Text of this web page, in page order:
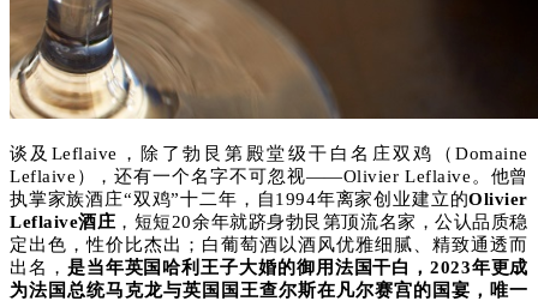
谈及Leflaive，除了勃艮第殿堂级干白名庄双鸡（Domaine
Leflaive ），还有一个名字不可忽视——Olivier Leflaive。他曾
执掌家族酒庄“双鸡”十二年，自1994年离家创业建立的Olivier
Leflaive酒庄 ，短短20余年就跻身勃艮第顶流名家，公认品质稳
定出色，性价比杰出；白葡萄酒以酒风优雅细腻、精致通透而
出名， 是当年英国哈利王子大婚的御用法国干白，2023年更成
为法国总统马克龙与英国国王查尔斯在凡尔赛宫的国宴，唯一